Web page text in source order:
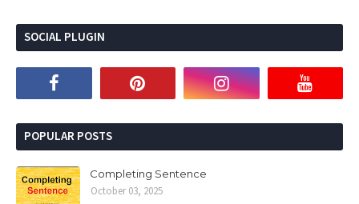
SOCIAL PLUGIN
POPULAR POSTS
Completing Sentence
October 03, 2025